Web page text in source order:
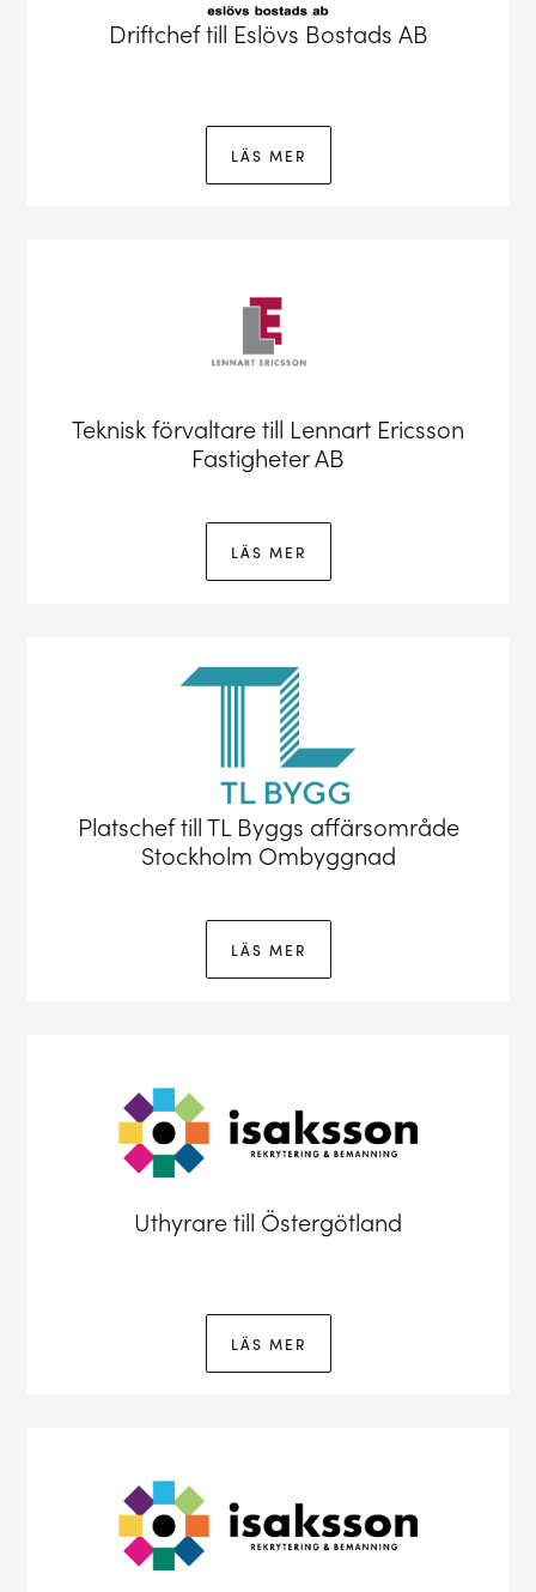
Driftchef till Eslövs Bostads AB
LÄS MER
Teknisk förvaltare till Lennart Ericsson
Fastigheter AB
LÄS MER
Platschef till TL Byggs affärsområde
Stockholm Ombyggnad
LÄS MER
Uthyrare till Östergötland
LÄS MER